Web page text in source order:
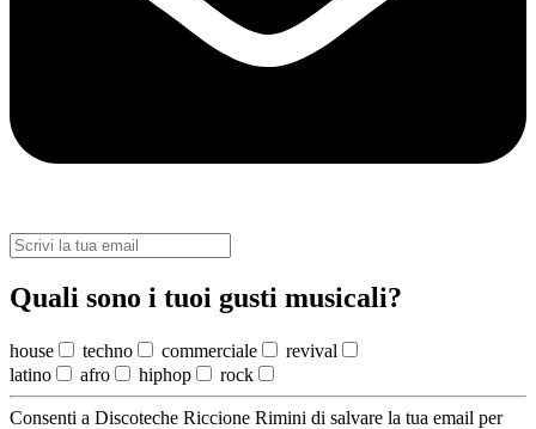
Quali sono i tuoi gusti musicali?
house techno commerciale
revival
latino
afro hiphop rock
Consenti a Discoteche Riccione Rimini di salvare la tua email per